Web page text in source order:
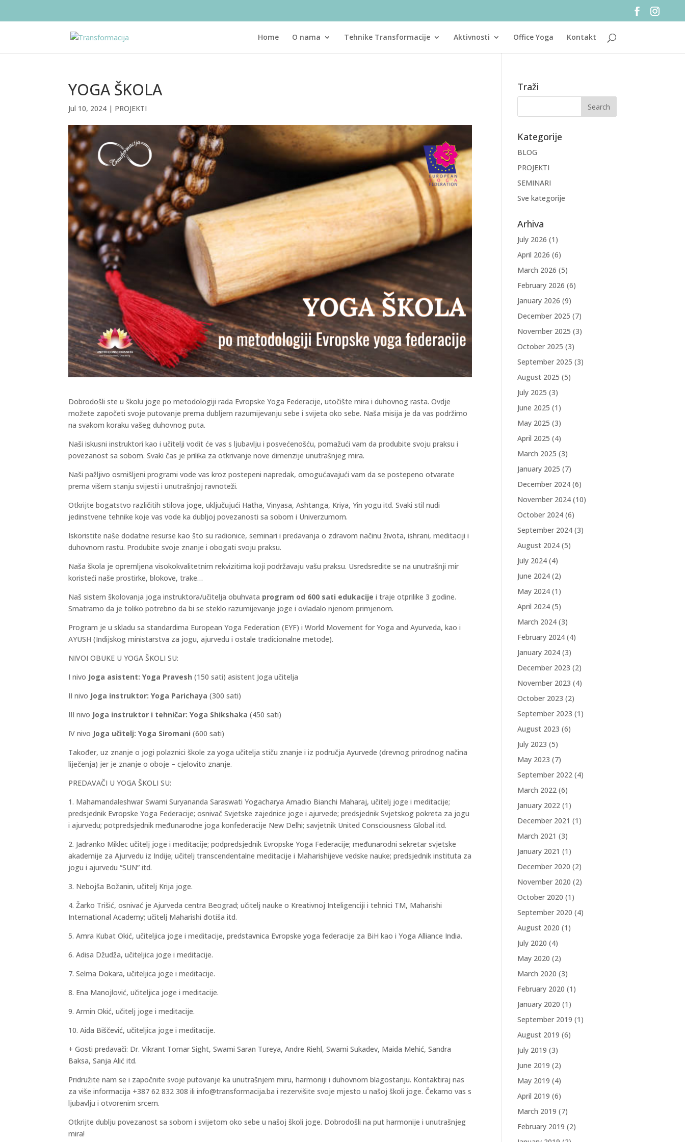
Home O nama Tehnike Transformacije Aktivnosti Office Yoga Kontakt
YOGA ŠKOLA
Jul 10, 2024 | PROJEKTI
Dobrodošli ste u školu joge po metodologiji rada Evropske Yoga Federacije, utočište mira i duhovnog rasta. Ovdje
možete započeti svoje putovanje prema dubljem razumijevanju sebe i svijeta oko sebe. Naša misija je da vas podržimo
na svakom koraku vašeg duhovnog puta.
Naši iskusni instruktori kao i učitelji vodit će vas s ljubavlju i posvećenošću, pomažući vam da produbite svoju praksu i
povezanost sa sobom. Svaki čas je prilika za otkrivanje nove dimenzije unutrašnjeg mira.
Naši pažljivo osmišljeni programi vode vas kroz postepeni napredak, omogućavajući vam da se postepeno otvarate
prema višem stanju svijesti i unutrašnjoj ravnoteži.
Otkrijte bogatstvo različitih stilova joge, uključujući Hatha, Vinyasa, Ashtanga, Kriya, Yin yogu itd. Svaki stil nudi
jedinstvene tehnike koje vas vode ka dubljoj povezanosti sa sobom i Univerzumom.
Iskoristite naše dodatne resurse kao što su radionice, seminari i predavanja o zdravom načinu života, ishrani, meditaciji i
duhovnom rastu. Produbite svoje znanje i obogati svoju praksu.
Naša škola je opremljena visokokvalitetnim rekvizitima koji podržavaju vašu praksu. Usredsredite se na unutrašnji mir
koristeći naše prostirke, blokove, trake…
Naš sistem školovanja joga instruktora/učitelja obuhvata program od 600 sati edukacije i traje otprilike 3 godine.
Smatramo da je toliko potrebno da bi se steklo razumijevanje joge i ovladalo njenom primjenom.
Program je u skladu sa standardima European Yoga Federation (EYF) i World Movement for Yoga and Ayurveda, kao i
AYUSH (Indijskog ministarstva za jogu, ajurvedu i ostale tradicionalne metode).
NIVOI OBUKE U YOGA ŠKOLI SU:
I nivo Joga asistent: Yoga Pravesh (150 sati) asistent Joga učitelja
II nivo Joga instruktor: Yoga Parichaya (300 sati)
III nivo Joga instruktor i tehničar: Yoga Shikshaka (450 sati)
IV nivo Joga učitelj: Yoga Siromani (600 sati)
Također, uz znanje o jogi polaznici škole za yoga učitelja stiču znanje i iz područja Ayurvede (drevnog prirodnog načina
liječenja) jer je znanje o oboje – cjelovito znanje.
PREDAVAČI U YOGA ŠKOLI SU:
1. Mahamandaleshwar Swami Suryananda Saraswati Yogacharya Amadio Bianchi Maharaj, učitelj joge i meditacije;
predsjednik Evropske Yoga Federacije; osnivač Svjetske zajednice joge i ajurvede; predsjednik Svjetskog pokreta za jogu
i ajurvedu; potpredsjednik međunarodne joga konfederacije New Delhi; savjetnik United Consciousness Global itd.
2. Jadranko Miklec učitelj joge i meditacije; podpredsjednik Evropske Yoga Federacije; međunarodni sekretar svjetske
akademije za Ajurvedu iz Indije; učitelj transcendentalne meditacije i Maharishijeve vedske nauke; predsjednik instituta za
jogu i ajurvedu “SUN” itd.
3. Nebojša Božanin, učitelj Krija joge.
4. Žarko Trišić, osnivać je Ajurveda centra Beograd; učitelj nauke o Kreativnoj Inteligenciji i tehnici TM, Maharishi
International Academy; učitelj Maharishi đotiša itd.
5. Amra Kubat Okić, učiteljica joge i meditacije, predstavnica Evropske yoga federacije za BiH kao i Yoga Alliance India.
6. Adisa Džudža, učiteljica joge i meditacije.
7. Selma Dokara, učiteljica joge i meditacije.
8. Ena Manojlović, učiteljica joge i meditacije.
9. Armin Okić, učitelj joge i meditacije.
10. Aida Biščević, učiteljica joge i meditacije.
+ Gosti predavači: Dr. Vikrant Tomar Sight, Swami Saran Tureya, Andre Riehl, Swami Sukadev, Maida Mehić, Sandra
Baksa, Sanja Alić itd.
Pridružite nam se i započnite svoje putovanje ka unutrašnjem miru, harmoniji i duhovnom blagostanju. Kontaktiraj nas
za više informacija +387 62 832 308 ili info@transformacija.ba i rezervišite svoje mjesto u našoj školi joge. Čekamo vas s
ljubavlju i otvorenim srcem.
Otkrijte dublju povezanost sa sobom i svijetom oko sebe u našoj školi joge. Dobrodošli na put harmonije i unutrašnjeg
mira!
Traži
Kategorije
BLOG
PROJEKTI
SEMINARI
Sve kategorije
Arhiva
July 2026 (1)
April 2026 (6)
March 2026 (5)
February 2026 (6)
January 2026 (9)
December 2025 (7)
November 2025 (3)
October 2025 (3)
September 2025 (3)
August 2025 (5)
July 2025 (3)
June 2025 (1)
May 2025 (3)
April 2025 (4)
March 2025 (3)
January 2025 (7)
December 2024 (6)
November 2024 (10)
October 2024 (6)
September 2024 (3)
August 2024 (5)
July 2024 (4)
June 2024 (2)
May 2024 (1)
April 2024 (5)
March 2024 (3)
February 2024 (4)
January 2024 (3)
December 2023 (2)
November 2023 (4)
October 2023 (2)
September 2023 (1)
August 2023 (6)
July 2023 (5)
May 2023 (7)
September 2022 (4)
March 2022 (6)
January 2022 (1)
December 2021 (1)
March 2021 (3)
January 2021 (1)
December 2020 (2)
November 2020 (2)
October 2020 (1)
September 2020 (4)
August 2020 (1)
July 2020 (4)
May 2020 (2)
March 2020 (3)
February 2020 (1)
January 2020 (1)
September 2019 (1)
August 2019 (6)
July 2019 (3)
June 2019 (2)
May 2019 (4)
April 2019 (6)
March 2019 (7)
February 2019 (2)